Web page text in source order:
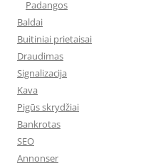
Padangos
Baldai
Buitiniai prietaisai
Draudimas
Signalizacija
Kava
Pigūs skrydžiai
Bankrotas
SEO
Annonser